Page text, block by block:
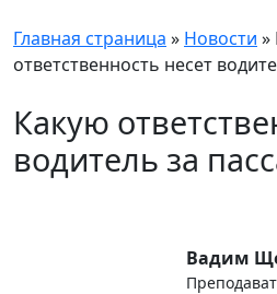
Главная страница » Новости »
ответственность несет
Какую
водитель за
Вадим